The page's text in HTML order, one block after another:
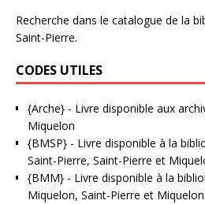
Recherche dans le catalogue de la
Saint-Pierre.
CODES UTILES
{Arche} - Livre disponible aux
Miquelon
{BMSP} - Livre disponible à la
Saint-Pierre, Saint-Pierre et
{BMM} - Livre disponible à la
Miquelon, Saint-Pierre et Miquelon